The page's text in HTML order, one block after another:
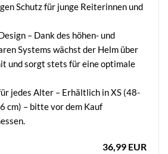
Schutz für junge Reiterinnen und
– Dank des höhen- und
Systems wächst der Helm über
und sorgt stets für eine optimale
jedes Alter – Erhältlich in XS (48-
cm) – bitte vor dem Kauf
36,99 EUR